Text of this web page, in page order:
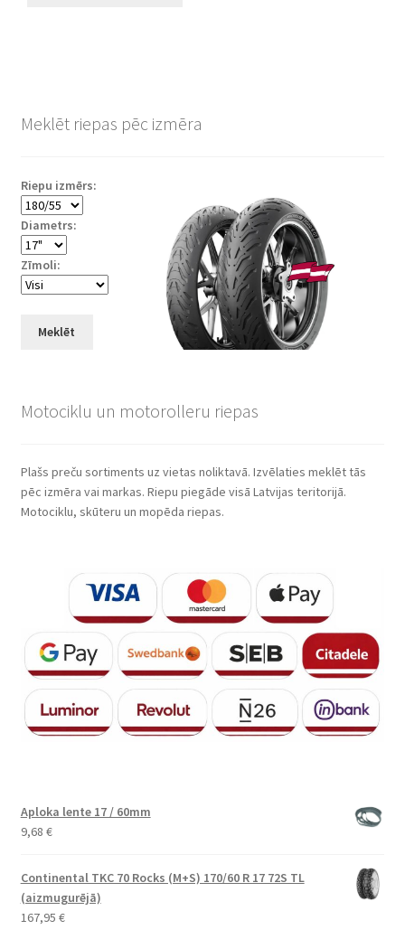
Meklēt riepas pēc izmēra
Riepu izmērs:
Diametrs:
Zīmoli:
Meklēt
Motociklu un motorolleru riepas
Plašs preču sortiments uz vietas noliktavā. Izvēlaties meklēt tās
pēc izmēra vai markas. Riepu piegāde visā Latvijas teritorijā.
Motociklu, skūteru un mopēda riepas.
Aploka lente 17 / 60mm
9,68 €
Continental TKC 70 Rocks (M+S) 170/60 R 17 72S TL
(aizmugurējā)
167,95 €